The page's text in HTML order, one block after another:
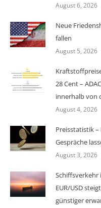
August 6, 2026
Neue
fallen
August 5, 2026
28 Cent –
innerhalb von
August 4, 2026
Preisstatistik
Gespräche
August 3, 2026
Schiffsverkehr
EUR/USD
günstiger